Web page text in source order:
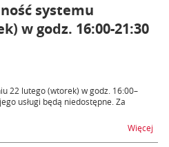
systemu
w godz. 16:00-21:30
22 lutego (wtorek) w godz. 16:00–
usługi będą niedostępne. Za
Więcej